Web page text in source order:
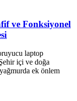
ve Fonksiyonel
laptop
içi ve doğa
ek önlem